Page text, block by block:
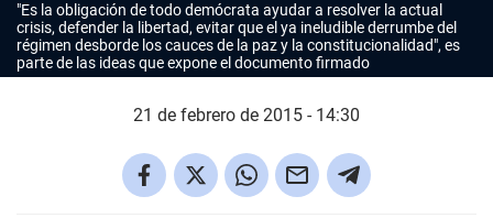
"Es la obligación de todo demócrata ayudar a resolver la actual
crisis, defender la libertad, evitar que el ya ineludible derrumbe del
régimen desborde los cauces de la paz y la constitucionalidad", es
parte de las ideas que expone el documento firmado
21 de febrero de 2015 - 14:30